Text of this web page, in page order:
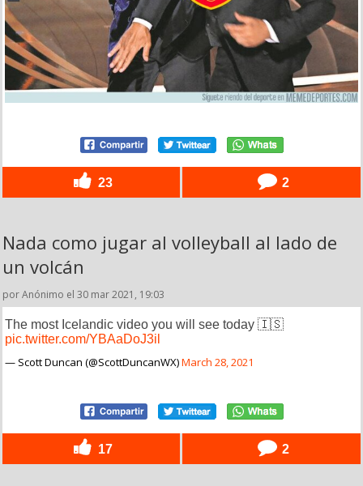
23 2
Nada como jugar al volleyball al lado de
un volcán
por Anónimo el 30 mar 2021, 19:03
The most Icelandic video you will see today 🇮🇸
pic.twitter.com/YBAaDoJ3il
— Scott Duncan (@ScottDuncanWX)March 28, 2021
17 2